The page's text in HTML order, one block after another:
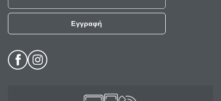
Εγγραφή